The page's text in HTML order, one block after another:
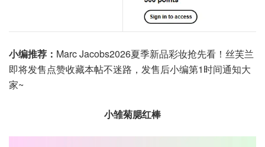
小编推荐： Marc Jacobs2026夏季新品彩妆抢先看！丝芙兰
即将发售点赞收藏本帖不迷路，发售后小编第1时间通知大
家~
小雏菊腮红棒